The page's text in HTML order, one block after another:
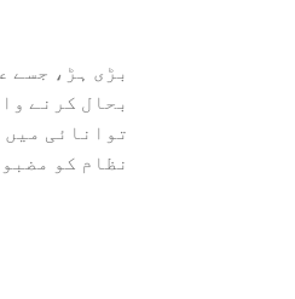
بڑی ہڑ، جسے
بحال کرنے
توانائی میں
نظام کو